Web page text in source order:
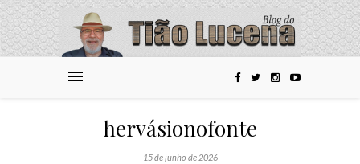
hervásionofonte
15 de junho de 2026